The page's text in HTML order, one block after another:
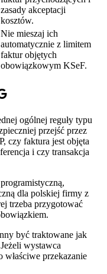
zasady akceptacji
kosztów.
Nie mieszaj ich
automatycznie z limitem
faktur objętych
obowiązkowym KSeF.
ogólnej reguły typu
przejść przez
czy faktura jest objęta
i czy transakcja
dla polskiej firmy z
trzeba przygotować
być traktowane jak
wystawca
przekazanie